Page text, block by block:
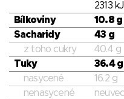
2313 kJ
Bílkoviny
10.8 g
Sacharidy
43 g
z toho cukry
40.4 g
Tuky
36.4 g
nasycené
16.2 g
nenasycené